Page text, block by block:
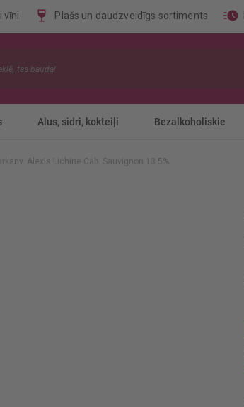
vīni Plašs un daudzveidīgs sortiments
Alus, sidri, kokteiļi Bezalkoholiskie
Alexis Lichine Cab. Sauvignon 13.5%